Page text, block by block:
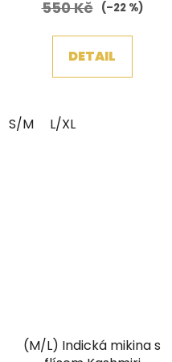
z
550 Kč (–22 %)
DETAIL
S/M L/XL
(M/L) Indická mikina s